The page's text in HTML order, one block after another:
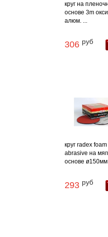
круг на
основе 3m
алюм. ...
306 руб
круг radex foam
abrasive на
основе ø150мм
293 руб